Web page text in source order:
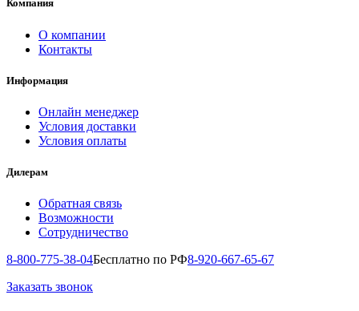
Компания
О компании
Контакты
Информация
Онлайн менеджер
Условия доставки
Условия оплаты
Дилерам
Обратная связь
Возможности
Сотрудничество
8-800-775-38-04Бесплатно по РФ8-920-667-65-67
Заказать звонок